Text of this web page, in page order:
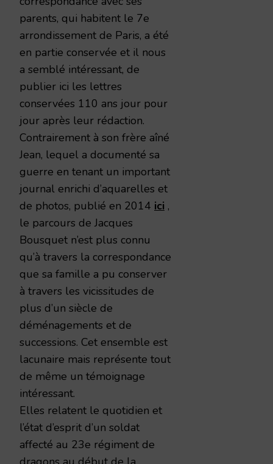
parents, qui habitent le 7e
arrondissement de Paris, a été
en partie conservée et il nous
a semblé intéressant, de
publier ici les lettres
conservées 110 ans jour pour
jour après leur rédaction.
Contrairement à son frère aîné
Jean, lequel a documenté sa
guerre en tenant un important
journal enrichi d’aquarelles et
de photos, publié en 2014 ici ,
le parcours de Jacques
Bousquet n’est plus connu
qu’à travers la correspondance
que sa famille a pu conserver
à travers les vicissitudes de
plus d’un siècle de
déménagements et de
successions. Cet ensemble est
lacunaire mais représente tout
de même un témoignage
intéressant.
Elles relatent le quotidien et
l’état d’esprit d’un soldat
affecté au 23e régiment de